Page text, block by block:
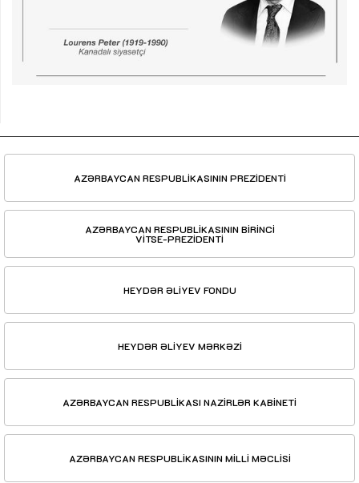
AZƏRBAYCAN RESPUBLİKASININ PREZİDENTİ
AZƏRBAYCAN RESPUBLİKASININ BİRİNCİ
VİTSE-PREZİDENTİ
HEYDƏR ƏLİYEV FONDU
HEYDƏR ƏLİYEV MƏRKƏZİ
AZƏRBAYCAN RESPUBLİKASI NAZİRLƏR KABİNETİ
AZƏRBAYCAN RESPUBLİKASININ MİLLİ MƏCLİSİ